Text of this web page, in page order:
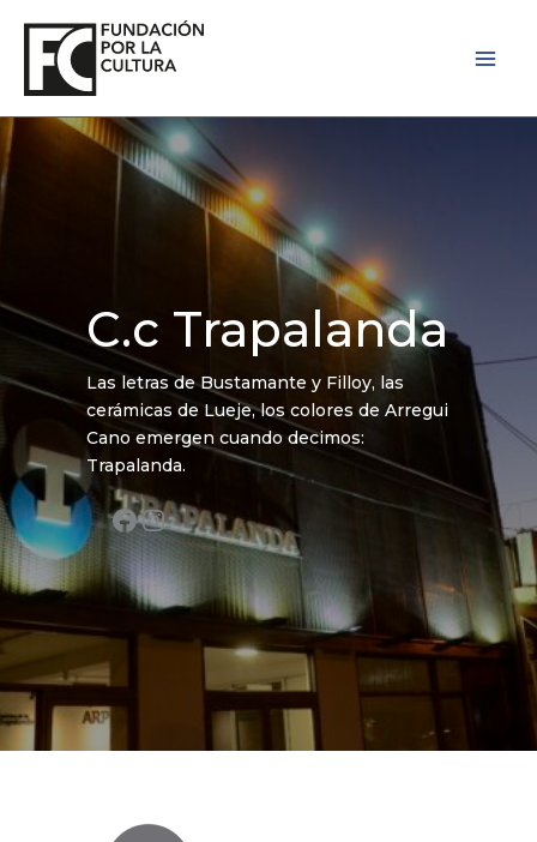
contenido
C.c Trapalanda
Las letras de Bustamante y Filloy, las
cerámicas de Lueje, los colores de Arregui
Cano emergen cuando decimos:
Trapalanda.
Instagram